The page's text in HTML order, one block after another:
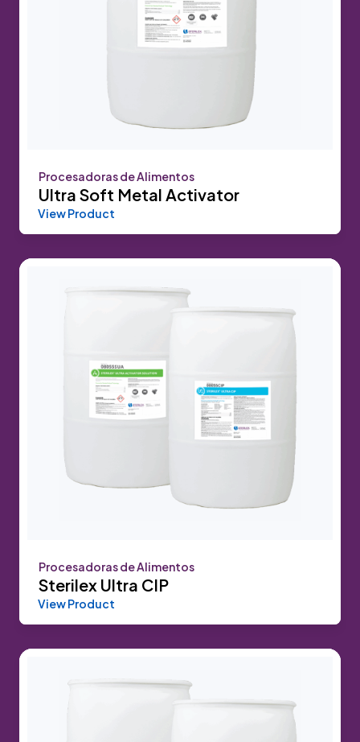
Procesadoras de Alimentos
Ultra Soft Metal Activator
View Product
Procesadoras de Alimentos
Sterilex Ultra CIP
View Product